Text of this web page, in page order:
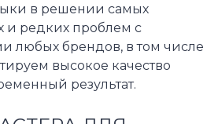
в решении самых
и редких проблем с
любых брендов, в том числе
высокое качество
результат.